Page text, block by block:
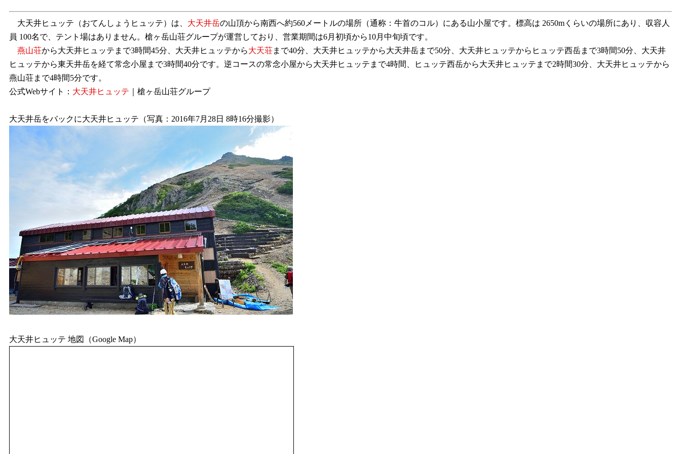
大天井ヒュッテ（おてんしょうヒュッテ）は、 大天井岳の山頂から南西へ約560メートルの場所（通称：牛首のコル）にある山小屋です。標高は 2650mくらいの場所にあり、収容人
員 100名で、テント場はありません。槍ヶ岳山荘グループが運営しており、営業期間は6月初頃から10月中旬頃です。
燕山荘から大天井ヒュッテまで3時間45分、大天井ヒュッテから大天荘まで40分、大天井ヒュッテから大天井岳まで50分、大天井ヒュッテからヒュッテ西岳まで3時間50分、大天井
ヒュッテから東天井岳を経て常念小屋まで3時間40分です。逆コースの常念小屋から大天井ヒュッテまで4時間、ヒュッテ西岳から大天井ヒュッテまで2時間30分、大天井ヒュッテから
燕山荘まで4時間5分です。
公式Webサイト： 大天井ヒュッテ ｜槍ヶ岳山荘グループ
大天井岳をバックに大天井ヒュッテ（写真：2016年7月28日 8時16分撮影）
大天井ヒュッテ 地図（Google Map）